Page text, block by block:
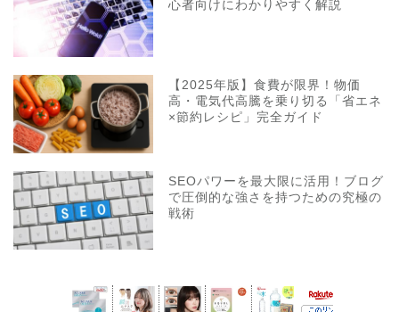
心者向けにわかりやすく解説
【2025年版】食費が限界！物価
高・電気代高騰を乗り切る「省エネ
×節約レシピ」完全ガイド
SEOパワーを最大限に活用！ブログ
で圧倒的な強さを持つための究極の
戦術